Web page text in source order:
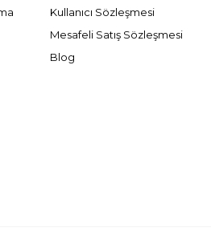
Kullanıcı Sözleşmesi
Mesafeli Satış Sözleşmesi
Blog